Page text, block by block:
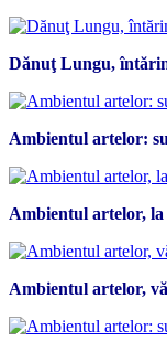
Dănuţ Lungu,
Ambientul artelor:
Ambientul artelor, la
Ambientul artelor,